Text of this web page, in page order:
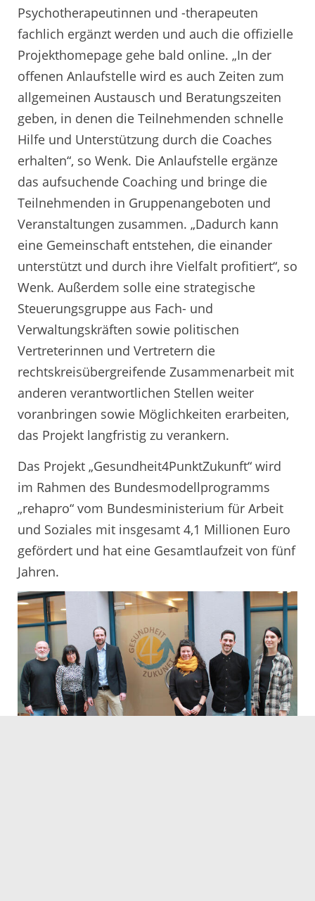
Psychotherapeutinnen und -therapeuten
fachlich ergänzt werden und auch die offizielle
Projekthomepage gehe bald online. „In der
offenen Anlaufstelle wird es auch Zeiten zum
allgemeinen Austausch und Beratungszeiten
geben, in denen die Teilnehmenden schnelle
Hilfe und Unterstützung durch die Coaches
erhalten“, so Wenk. Die Anlaufstelle ergänze
das aufsuchende Coaching und bringe die
Teilnehmenden in Gruppenangeboten und
Veranstaltungen zusammen. „Dadurch kann
eine Gemeinschaft entstehen, die einander
unterstützt und durch ihre Vielfalt profitiert“, so
Wenk. Außerdem solle eine strategische
Steuerungsgruppe aus Fach- und
Verwaltungskräften sowie politischen
Vertreterinnen und Vertretern die
rechtskreisübergreifende Zusammenarbeit mit
anderen verantwortlichen Stellen weiter
voranbringen sowie Möglichkeiten erarbeiten,
das Projekt langfristig zu verankern.
Das Projekt „Gesundheit4PunktZukunft“ wird
im Rahmen des Bundesmodellprogramms
„rehapro“ vom Bundesministerium für Arbeit
und Soziales mit insgesamt 4,1 Millionen Euro
gefördert und hat eine Gesamtlaufzeit von fünf
Jahren.